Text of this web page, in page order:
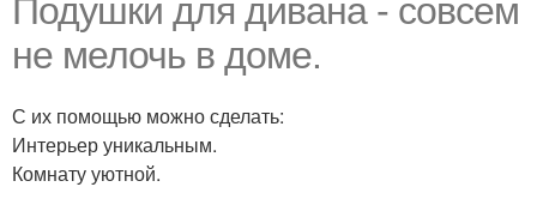
Подушки для дивана - совсем
не мелочь в доме.
С их помощью можно сделать:
Интерьер уникальным.
Комнату уютной.